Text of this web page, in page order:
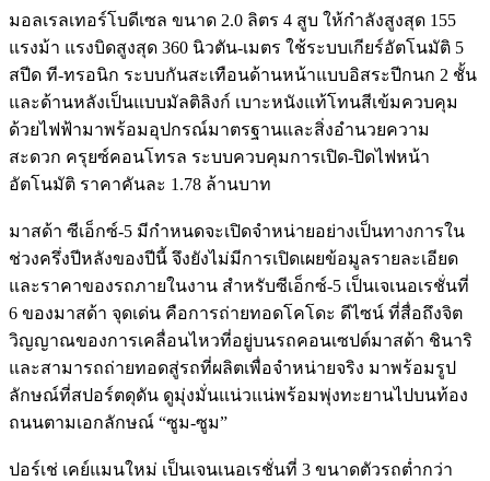
มอลเรลเทอร์โบดีเซล ขนาด 2.0 ลิตร 4 สูบ ให้กำลังสูงสุด 155
แรงม้า แรงบิดสูงสุด 360 นิวตัน-เมตร ใช้ระบบเกียร์อัตโนมัติ 5
สปีด ที-ทรอนิก ระบบกันสะเทือนด้านหน้าแบบอิสระปีกนก 2 ชั้น
และด้านหลังเป็นแบบมัลติลิงก์ เบาะหนังแท้โทนสีเข้มควบคุม
ด้วยไฟฟ้ามาพร้อมอุปกรณ์มาตรฐานและสิ่งอำนวยความ
สะดวก ครุยซ์คอนโทรล ระบบควบคุมการเปิด-ปิดไฟหน้า
อัตโนมัติ ราคาคันละ 1.78 ล้านบาท
มาสด้า ซีเอ็กซ์-5 มีกำหนดจะเปิดจำหน่ายอย่างเป็นทางการใน
ช่วงครึ่งปีหลังของปีนี้ จึงยังไม่มีการเปิดเผยข้อมูลรายละเอียด
และราคาของรถภายในงาน สำหรับซีเอ็กซ์-5 เป็นเจเนอเรชั่นที่
6 ของมาสด้า จุดเด่น คือการถ่ายทอดโคโดะ ดีไซน์ ที่สื่อถึงจิต
วิญญาณของการเคลื่อนไหวที่อยู่บนรถคอนเซปต์มาสด้า ชินาริ
และสามารถถ่ายทอดสู่รถที่ผลิตเพื่อจำหน่ายจริง มาพร้อมรูป
ลักษณ์ที่สปอร์ตดุดัน ดูมุ่งมั่นแน่วแน่พร้อมพุ่งทะยานไปบนท้อง
ถนนตามเอกลักษณ์ “ซูม-ซูม”
ปอร์เช่ เคย์แมนใหม่ เป็นเจนเนอเรชั่นที่ 3 ขนาดตัวรถต่ำกว่า